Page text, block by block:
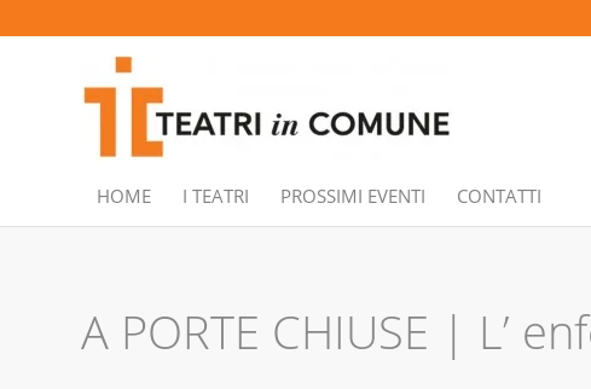
HOME I TEATRI PROSSIMI EVENTI CONTATTI
A PORTE CHIUSE | L’